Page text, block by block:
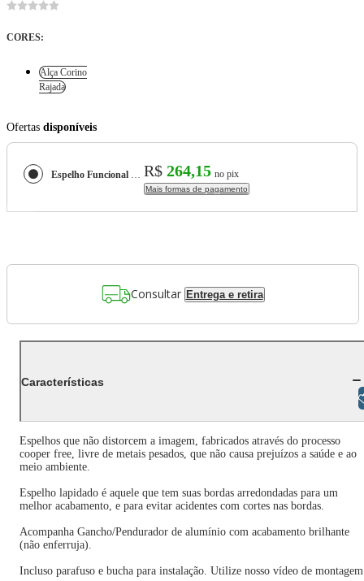
CORES:
Alça Corino
Rajada
Ofertas disponíveis
Espelho Funcional Hook Corten Alça Corino 50x50 cm Quadrado R$ 264,15 no pix
Mais formas de pagamento
Consultar Entrega e retira
Características
Espelhos que não distorcem a imagem, fabricados através do processo
cooper free, livre de metais pesados, que não causa prejuízos a saúde e ao
meio ambiente.
Espelho lapidado é aquele que tem suas bordas arredondadas para um
melhor acabamento, e para evitar acidentes com cortes nas bordas.
Acompanha Gancho/Pendurador de alumínio com acabamento brilhante
(não enferruja).
Incluso parafuso e bucha para instalação. Utilize nosso vídeo de